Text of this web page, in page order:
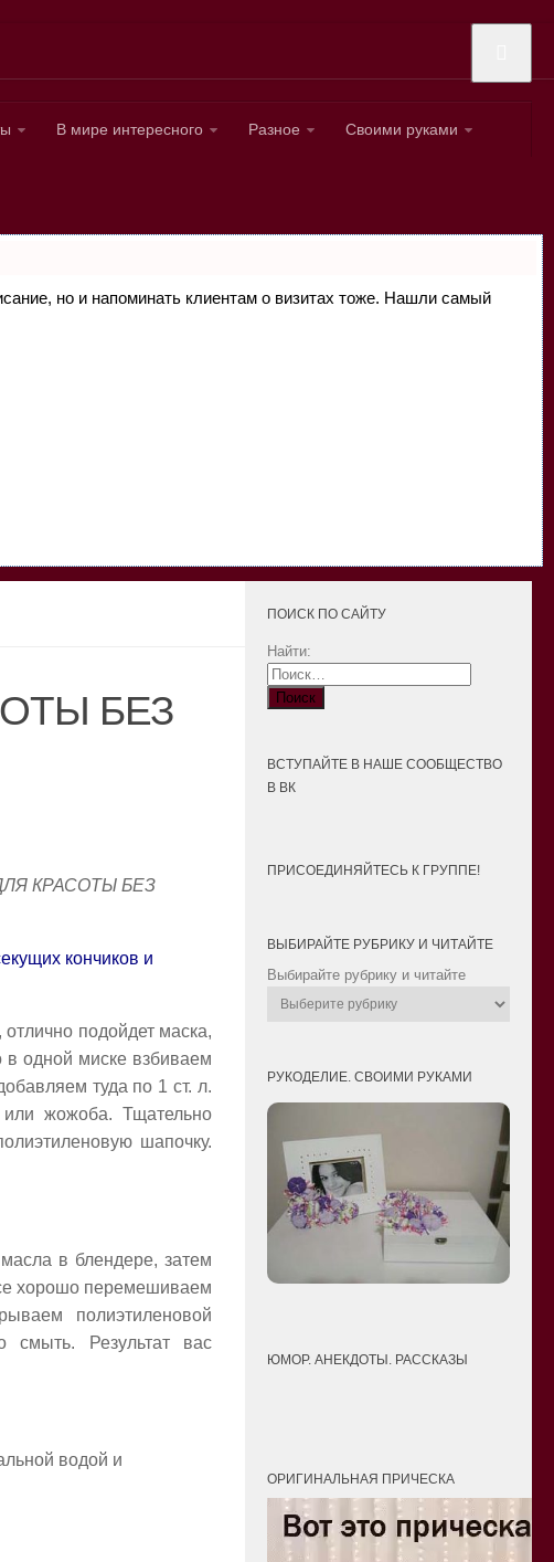
В мире интересного Разное Своими руками
но и напоминать клиентам о визитах тоже. Нашли самый
БЕЗ
КРАСОТЫ БЕЗ
кончиков и
подойдет маска,
в одной миске взбиваем
туда по 1 ст. л.
или жожоба. Тщательно
шапочку.
в блендере, затем
хорошо перемешиваем
полиэтиленовой
смыть. Результат вас
водой и
ПОИСК ПО САЙТУ
Найти:
ВСТУПАЙТЕ В НАШЕ СООБЩЕСТВО
В ВК
ПРИСОЕДИНЯЙТЕСЬ К ГРУППЕ!
ВЫБИРАЙТЕ РУБРИКУ И ЧИТАЙТЕ
Выбирайте рубрику и читайте
РУКОДЕЛИЕ. СВОИМИ РУКАМИ
ЮМОР. АНЕКДОТЫ. РАССКАЗЫ
ОРИГИНАЛЬНАЯ ПРИЧЕСКА